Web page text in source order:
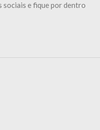
sociais e fique por dentro